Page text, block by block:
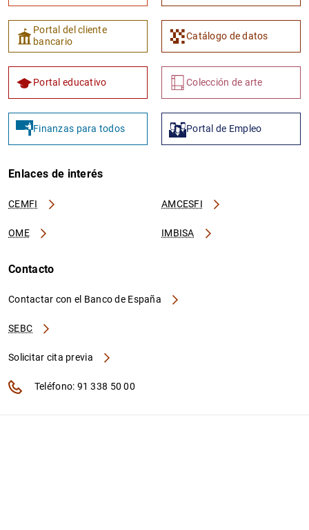
Portal del cliente
bancario
Catálogo de datos
Portal educativo Colección de arte
Finanzas para todos Portal de Empleo
Enlaces de interés
CEMFI AMCESFI
OME IMBISA
Contacto
Contactar con el Banco de España
SEBC
Solicitar cita previa
Teléfono: 91 338 50 00